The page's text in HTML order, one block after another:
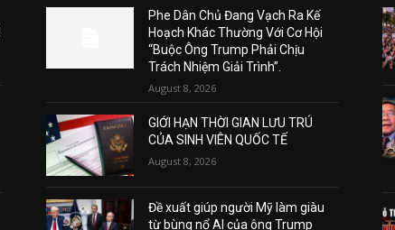
Phe Dân Chủ Đang Vạch Ra Kế
Hoạch Khác Thường Với Cơ Hội
“Buộc Ông Trump Phải Chịu
Trách Nhiệm Giải Trình”.
August 8, 2026
GIỚI HẠN THỜI GIAN LƯU TRÚ
CỦA SINH VIÊN QUỐC TẾ
August 8, 2026
Đề xuất giúp người Mỹ làm giàu
từ bùng nổ AI của ông Trump